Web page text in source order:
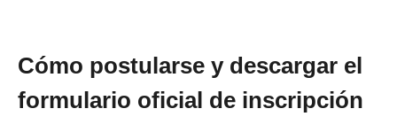
Cómo postularse y descargar el
formulario oficial de inscripción